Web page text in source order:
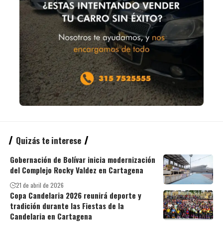
Quizás te interese
Gobernación de Bolívar inicia modernización
del Complejo Rocky Valdez en Cartagena
21 de abril de 2026
Copa Candelaria 2026 reunirá deporte y
tradición durante las Fiestas de la
Candelaria en Cartagena